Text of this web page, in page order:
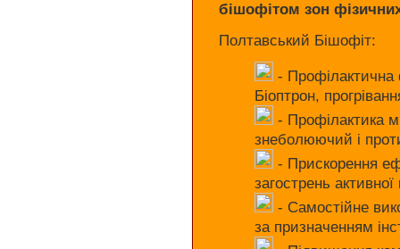
бішофітом зон
Полтавський Бішофіт:
- Профілактична
Біоптрон,
- Профілактика
знеболюючий і
- Прискорення
загострень активної
- Самостійне
за призначенням